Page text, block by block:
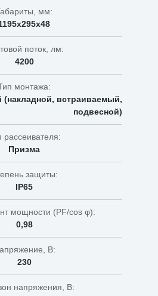
мм:
поток, лм:
4200
монтажа:
(накладной, встраиваемый,
подвесной)
рассеивателя:
Призма
защиты:
IP65
мощности (PF/cos φ):
0,98
В:
230
напряжения, В: